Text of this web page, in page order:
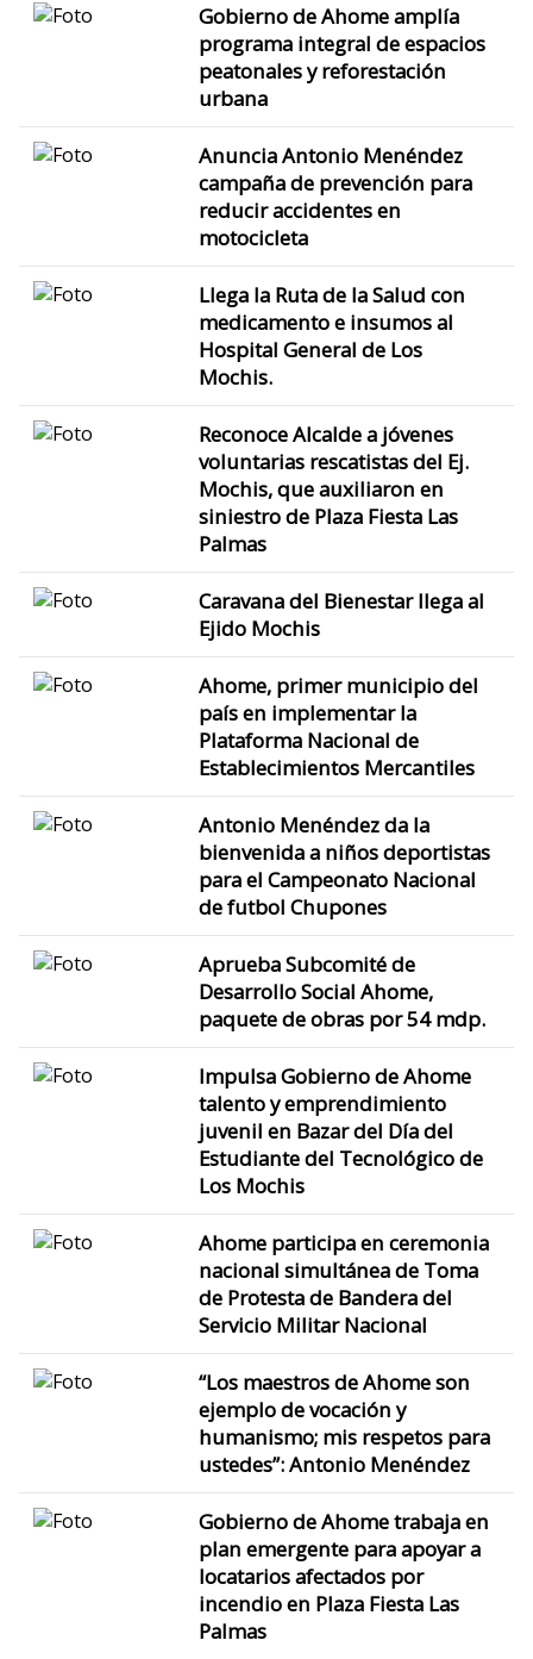
Gobierno de Ahome amplía
programa integral de espacios
peatonales y reforestación
urbana
Anuncia Antonio Menéndez
campaña de prevención para
reducir accidentes en
motocicleta
Llega la Ruta de la Salud con
medicamento e insumos al
Hospital General de Los
Mochis.
Reconoce Alcalde a jóvenes
voluntarias rescatistas del Ej.
Mochis, que auxiliaron en
siniestro de Plaza Fiesta Las
Palmas
Caravana del Bienestar llega al
Ejido Mochis
Ahome, primer municipio del
país en implementar la
Plataforma Nacional de
Establecimientos Mercantiles
Antonio Menéndez da la
bienvenida a niños deportistas
para el Campeonato Nacional
de futbol Chupones
Aprueba Subcomité de
Desarrollo Social Ahome,
paquete de obras por 54 mdp.
Impulsa Gobierno de Ahome
talento y emprendimiento
juvenil en Bazar del Día del
Estudiante del Tecnológico de
Los Mochis
Ahome participa en ceremonia
nacional simultánea de Toma
de Protesta de Bandera del
Servicio Militar Nacional
“Los maestros de Ahome son
ejemplo de vocación y
humanismo; mis respetos para
ustedes”: Antonio Menéndez
Gobierno de Ahome trabaja en
plan emergente para apoyar a
locatarios afectados por
incendio en Plaza Fiesta Las
Palmas